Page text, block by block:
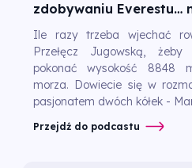
zdobywaniu Everestu…
Ile razy trzeba wjechać
Przełęcz Jugowską,
pokonać wysokość 8848
morza. Dowiecie się w
pasjonatem dwóch kółek -
Przejdź do podcastu